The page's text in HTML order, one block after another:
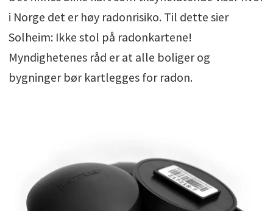
i Norge det er høy radonrisiko. Til dette sier
Solheim: Ikke stol på radonkartene!
Myndighetenes råd er at alle boliger og
bygninger bør kartlegges for radon.